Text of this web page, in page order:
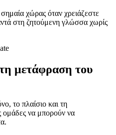
χώρας όταν χρειάζεστε
στη ζητούμενη γλώσσα χωρίς
μετάφραση του
το πλαίσιο και τη
ομάδες να μπορούν να